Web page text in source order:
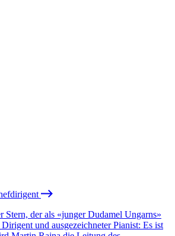
Stern, der als «junger Dudamel Ungarns»
und ausgezeichneter Pianist: Es ist